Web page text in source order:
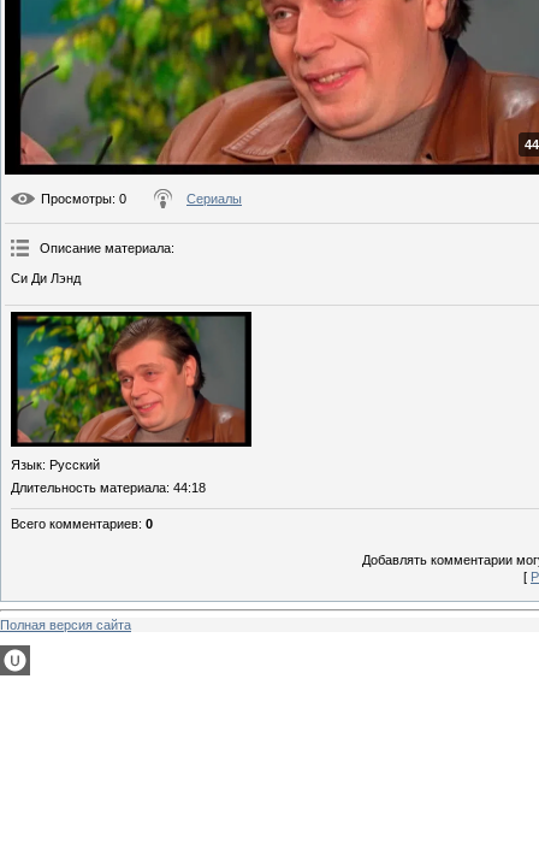
Просмотры: 0 Сериалы
Описание материала:
Си Ди Лэнд
Язык: Русский
Длительность материала: 44:18
Всего комментариев: 0
Добавлять комментарии
[
Полная версия сайта